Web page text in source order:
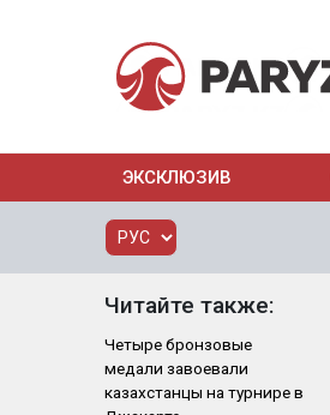
ЭКСКЛЮЗИВ
Читайте также:
Четыре бронзовые
медали завоевали
казахстанцы на турнире в